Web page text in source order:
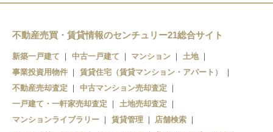
不動産売買・賃貸情報のセンチュリー21総合サイト
新築一戸建て 中古一戸建て マンション
土地
事業投資用物件
賃貸住宅（賃貸マンション・アパート）
不動産売却査定
中古マンション売却査定
一戸建て・一軒家売却査定
土地売却査定
マンションライブラリー
賃貸管理
店舗検索